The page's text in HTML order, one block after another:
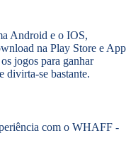
Android e o IOS,
na Play Store e App
jogos para ganhar
divirta-se bastante.